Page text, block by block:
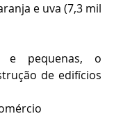
e uva (7,3 mil
e pequenas, o
de edifícios